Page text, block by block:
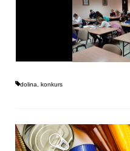
dolina konkurs